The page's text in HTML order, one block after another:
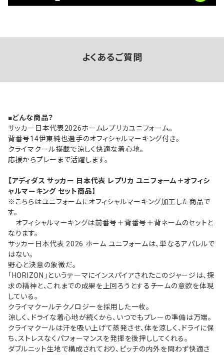
よくあるご質問
■どんな商品？
サッカー日本代表2026ホームレプリカユニフォーム。
背番号14伊東純也選手のオフィシャルマーキング付き。
クライマクール搭載で涼しく快適な着心地。
応援からプレーまで活躍します。
【アディダス サッカー 日本代表 レプリカ ユニフォーム＋オフィシ
ャルマーキング セット商品】
※こちらはユニフォームにオフィシャルマーキング加工した商品で
す。
オフィシャルマーキングは前番号＋背番号＋背ネームのセットと
なります。
サッカー日本代表 2026 ホーム ユニフォームは、単なるアパレルで
はない。
野心と決意の象徴だ。
「HORIZON」というテーマにインスパイアされたこのジャージは、探
求の精神と、これまでの成果を上回ろうとするチームの意欲を体現
している。
クライマクールテクノロジーを採用した一枚。
涼しく、ドライな着心地が続くから、いつでもプレーの準備は万端。
クライマクールは汗を吸い上げて蒸発させ、体を涼しく、ドライに保
ち、ストレスなくパフォーマンスを発揮を後押ししてくれる。
ダブルニット生地で構成されており、ピッチの内外を問わず快適さ